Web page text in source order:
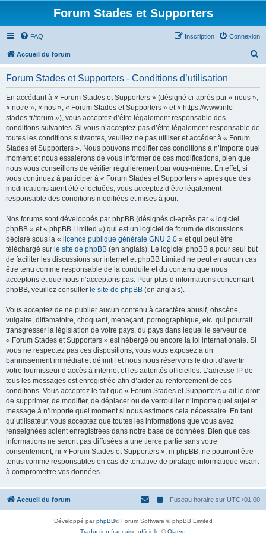
Forum Stades et Supporters
FAQ Connexion
Inscription
Accueil du forum
Forum Stades et Supporters - Conditions d’utilisation
En accédant à « Forum Stades et Supporters » (désigné ci-après par « nous »,
« notre », « nos », « Forum Stades et Supporters » et « https://www.info-
stades.fr/forum »), vous acceptez d’être légalement responsable des
conditions suivantes. Si vous n’acceptez pas d’être légalement responsable de
toutes les conditions suivantes, veuillez ne pas utiliser et accéder à « Forum
Stades et Supporters ». Nous pouvons modifier ces conditions à n’importe quel
moment et nous essaierons de vous informer de ces modifications, bien que
nous vous conseillons de vérifier régulièrement par vous-même. En effet, si
vous continuez à participer à « Forum Stades et Supporters » après que des
modifications aient été effectuées, vous acceptez d’être légalement
responsable des conditions modifiées et mises à jour.
Nos forums sont développés par phpBB (désignés ci-après par « logiciel
phpBB » et « phpBB Limited ») qui est un logiciel de forum de discussions
déclaré sous la « licence publique générale GNU 2.0 » et qui peut être
téléchargé sur le site de phpBB (en anglais). Le logiciel phpBB a pour seul but
de faciliter les discussions sur internet et phpBB Limited ne peut en aucun cas
être tenu comme responsable de la conduite et du contenu que nous
acceptons et que nous n’acceptons pas. Pour plus d’informations concernant
phpBB, veuillez consulter le site de phpBB (en anglais).
Vous acceptez de ne publier aucun contenu à caractère abusif, obscène,
vulgaire, diffamatoire, choquant, menaçant, pornographique, etc. qui pourrait
transgresser la législation de votre pays, du pays dans lequel le serveur de
« Forum Stades et Supporters » est hébergé ou encore la loi internationale. Si
vous ne respectez pas ces dispositions, vous vous exposez à un
bannissement immédiat et définitif et nous nous réservons le droit d’avertir
votre fournisseur d’accès à internet et les autorités officielles. L’adresse IP de
tous les messages est enregistrée afin d’aider au renforcement de ces
conditions. Vous acceptez le fait que « Forum Stades et Supporters » ait le droit
de supprimer, de modifier, de déplacer ou de verrouiller n’importe quel sujet et
message à n’importe quel moment si nous estimons cela nécessaire. En tant
qu’utilisateur, vous acceptez que toutes les informations que vous avez
renseignées soient enregistrées dans notre base de données. Bien que ces
informations ne seront pas diffusées à une tierce partie sans votre
consentement, ni « Forum Stades et Supporters », ni phpBB, ne pourront être
tenus comme responsables en cas de tentative de piratage informatique visant
à compromettre vos données.
Accueil du forum Fuseau horaire sur UTC+01:00
Développé parphpBB® Forum Software © phpBB Limited
Traduction française officielle ©Qiaeru